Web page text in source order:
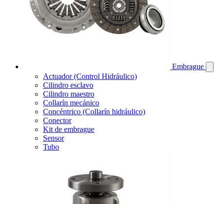
Embrague
Actuador (Control Hidráulico)
Cilindro esclavo
Cilindro maestro
Collarín mecánico
Concéntrico (Collarín hidráulico)
Conector
Kit de embrague
Sensor
Tubo